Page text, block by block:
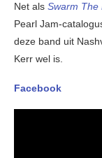
Net als Swarm The
Pearl Jam-
deze band uit
Kerr wel is.
Facebook